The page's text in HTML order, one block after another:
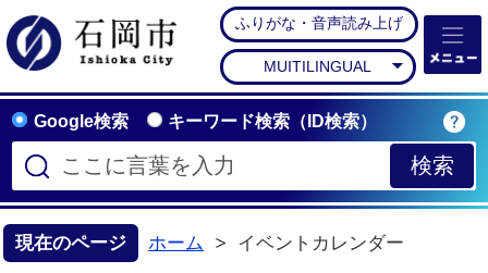
石岡市公式ホームペー
ふりがな・音声読み上げ
MUITILINGUAL
Google検索 キーワード検索（ID検索）
現在のページ ホーム イベントカレンダー